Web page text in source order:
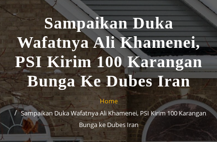
Sampaikan Duka
Wafatnya Ali Khamenei,
PSI Kirim 100 Karangan
Bunga Ke Dubes Iran
Home
Sampaikan Duka Wafatnya Ali Khamenei, PSI Kirim 100 Karangan
Bunga ke Dubes Iran